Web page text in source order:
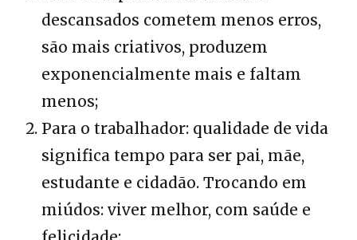
descansados cometem menos erros,
são mais criativos, produzem
exponencialmente mais e faltam
menos;
Para o trabalhador: qualidade de vida
significa tempo para ser pai, mãe,
estudante e cidadão. Trocando em
miúdos: viver melhor, com saúde e